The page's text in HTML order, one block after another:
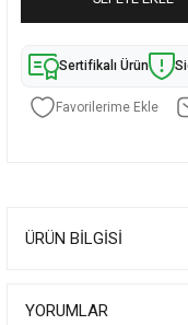
Sertifikalı Ürün
ÜRÜN BILGISI
YORUMLAR